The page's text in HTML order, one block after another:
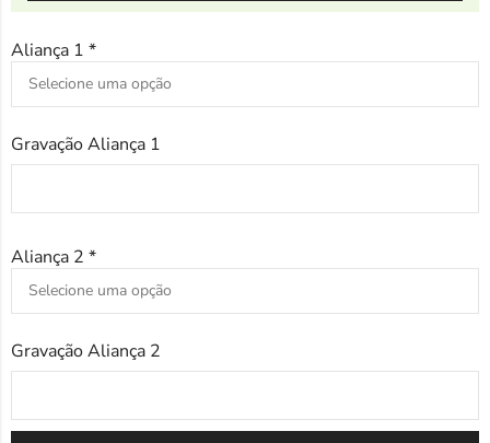
Aliança 1 *
Gravação Aliança 1
Aliança 2 *
Gravação Aliança 2